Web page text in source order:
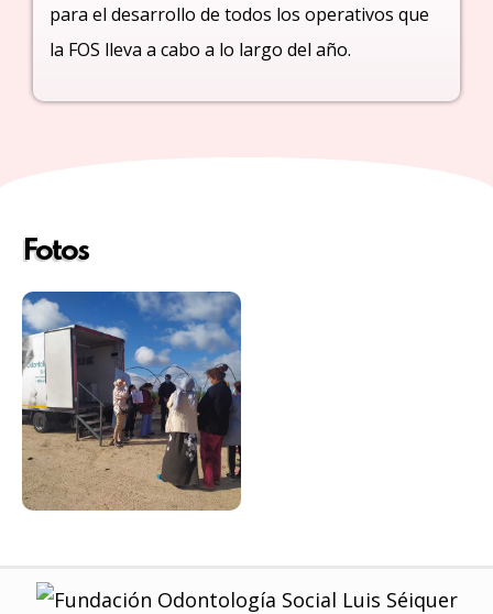
para el desarrollo de todos los operativos que
la FOS lleva a cabo a lo largo del año.
Fotos